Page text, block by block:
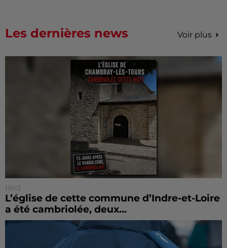
Les dernières news Voir plus
11h12
L’église de cette commune d’Indre-et-Loire
a été cambriolée, deux...